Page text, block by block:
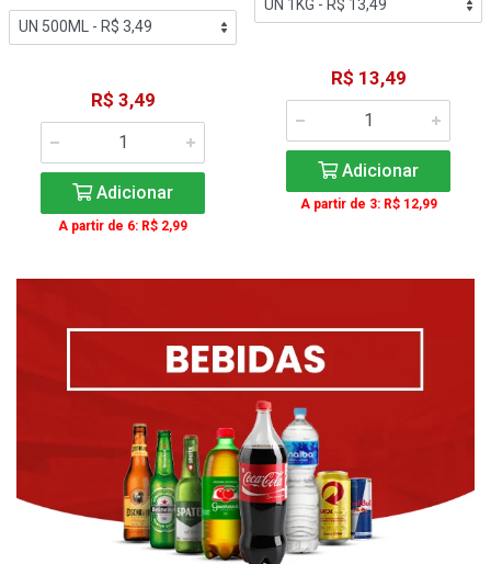
R$ 3,49
Adicionar
A partir de 6: R$ 2,99
R$ 13,49
Adicionar
A partir de 3: R$ 12,99